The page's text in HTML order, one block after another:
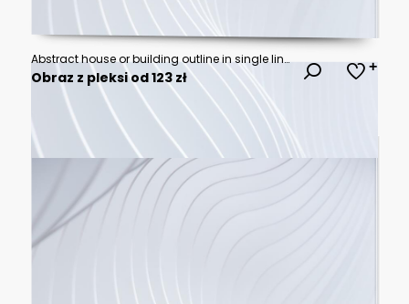
Abstract house or building outline in single line drawing style
Obraz z pleksi od 123 zł